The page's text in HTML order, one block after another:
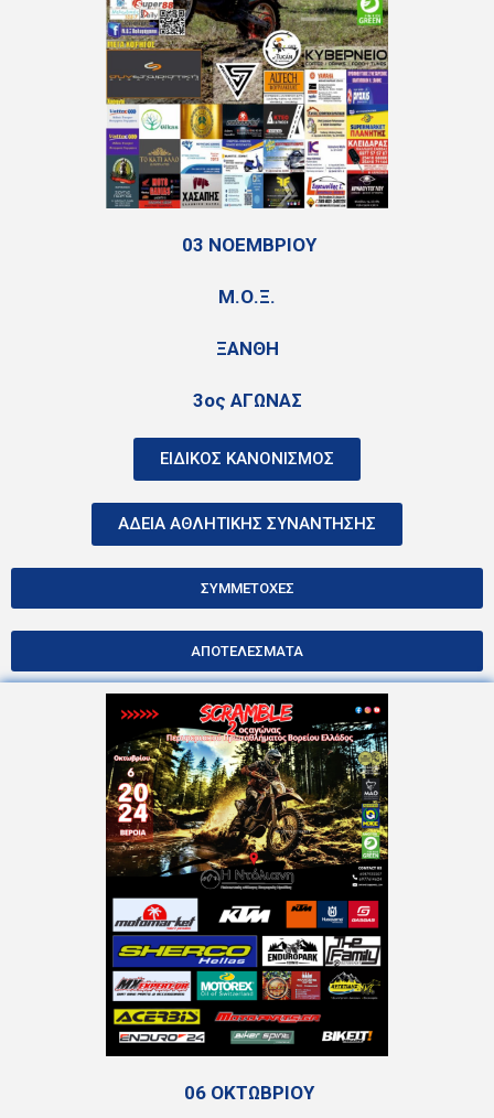
03 ΝΟΕΜΒΡΙΟΥ
Μ.Ο.Ξ.
ΞΑΝΘΗ
3ος ΑΓΩΝΑΣ
ΕΙΔΙΚΟΣ ΚΑΝΟΝΙΣΜΟΣ
ΑΔΕΙΑ ΑΘΛΗΤΙΚΗΣ ΣΥΝΑΝΤΗΣΗΣ
ΣΥΜΜΕΤΟΧΕΣ
ΑΠΟΤΕΛΕΣΜΑΤΑ
06 ΟΚΤΩΒΡΙΟΥ